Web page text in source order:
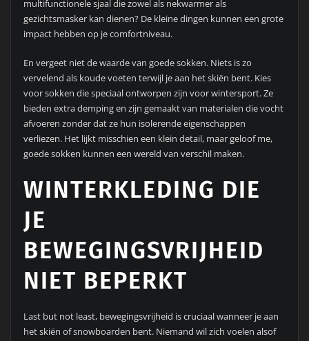
multifunctionele sjaal die zowel als nekwarmer als
gezichtsmasker kan dienen? De kleine dingen kunnen een grote
impact hebben op je comfortniveau.
En vergeet niet de waarde van goede sokken. Niets is zo
vervelend als koude voeten terwijl je aan het skiën bent. Kies
voor sokken die speciaal ontworpen zijn voor wintersport. Ze
bieden extra demping en zijn gemaakt van materialen die vocht
afvoeren zonder dat ze hun isolerende eigenschappen
verliezen. Het lijkt misschien een klein detail, maar geloof me,
goede sokken kunnen een wereld van verschil maken.
WINTERKLEDING DIE
JE
BEWEGINGSVRIJHEID
NIET BEPERKT
Last but not least, bewegingsvrijheid is cruciaal wanneer je aan
het skiën of snowboarden bent. Niemand wil zich voelen alsof